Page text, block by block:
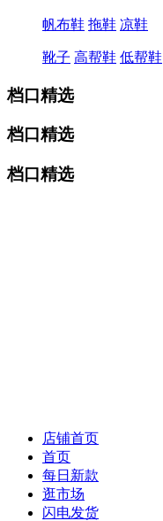
帆布鞋 拖鞋 凉鞋
靴子 高帮鞋 低帮鞋
档口精选
档口精选
档口精选
店铺首页
首页
每日新款
逛市场
闪电发货